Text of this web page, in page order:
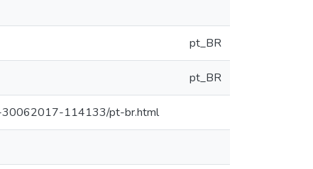
pt_BR
pt_BR
30062017-114133/pt-br.html